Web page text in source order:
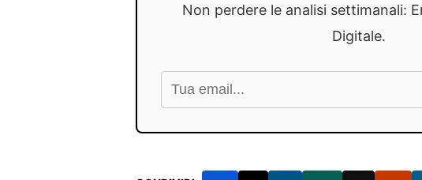
Non perdere le analisi settimanali:
Digitale.